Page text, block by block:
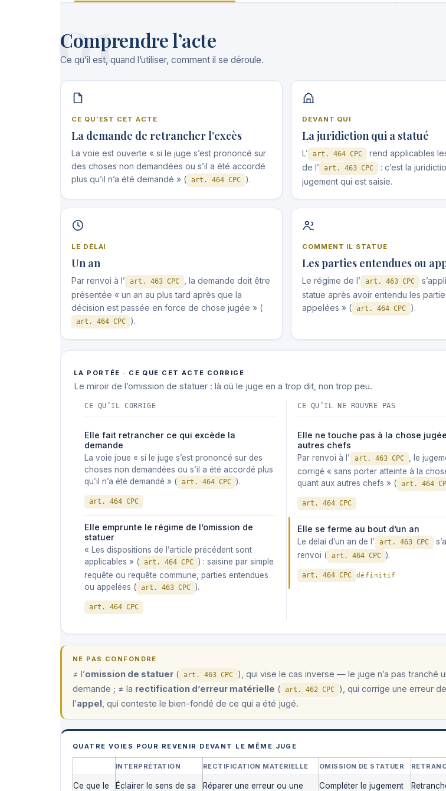
01
Comprendre l’acte
Ce qu’il est, quand l’utiliser, comment il se déroule.
CE QU’EST CET ACTE
La demande de retrancher l’excès
La voie est ouverte « si le juge s’est prononcé sur
des choses non demandées ou s’il a été accordé
plus qu’il n’a été demandé » ( art. 464 CPC ).
DEVANT QUI
La juridiction qui a statué
L’ art. 464 CPC
rend applicables
de l’
art. 463 CPC
: c’est la
jugement qui est saisie.
LE DÉLAI
Un an
Par renvoi à l’ art. 463 CPC
, la demande doit être
présentée « un an au plus tard après que la
décision est passée en force de chose jugée » (
art. 464 CPC ).
COMMENT IL STATUE
Les parties entendues ou
Le régime de l’ art. 463 CPC
statue après avoir entendu les
appelées » ( art. 464 CPC ).
LA PORTÉE · CE QUE CET ACTE CORRIGE
Le miroir de l’omission de statuer : là où le juge en a trop dit, non trop peu.
CE QU’IL CORRIGE
Elle fait retrancher ce qui excède la
demande
La voie joue « si le juge s’est prononcé sur des
choses non demandées ou s’il a été accordé plus
qu’il n’a été demandé » ( art. 464 CPC ).
art. 464 CPC
Elle emprunte le régime de l’omission de
statuer
« Les dispositions de l’article précédent sont
applicables » ( art. 464 CPC ) : saisine par simple
requête ou requête commune, parties entendues
ou appelées ( art. 463 CPC ).
art. 464 CPC
CE QU’IL NE ROUVRE PAS
Elle ne touche pas à la chose
autres chefs
Par renvoi à l’ art. 463 CPC
, le
corrigé « sans porter atteinte à la
quant aux autres chefs » ( art. 464
art. 464 CPC
Elle se ferme au bout d’un an
Le délai d’un an de l’ art. 463 CPC
renvoi ( art. 464 CPC ).
art. 464 CPC définitif
NE PAS CONFONDRE
≠ l’omission de statuer ( art. 463 CPC
), qui vise le cas inverse — le juge n’a pas tranché
demande ; ≠ la rectification d’erreur matérielle ( art. 462 CPC
), qui corrige une erreur
l’appel , qui conteste le bien-fondé de ce qui a été jugé.
QUATRE VOIES POUR REVENIR DEVANT LE MÊME JUGE
INTERPRÉTATION RECTIFICATION MATÉRIELLE OMISSION DE STATUER
Ce que le
Éclairer le sens de sa
Réparer une erreur ou une
Compléter le jugement